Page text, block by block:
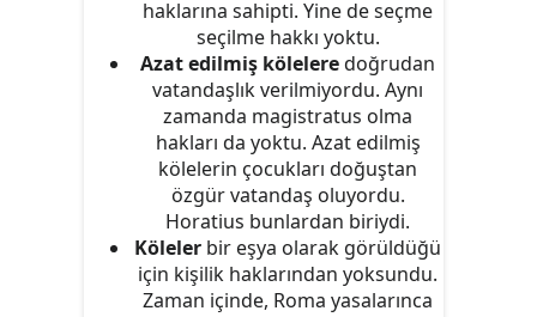
haklarına sahipti. Yine de seçme
seçilme hakkı yoktu.
Azat edilmiş köleleredoğrudan
vatandaşlık verilmiyordu. Aynı
zamanda magistratus olma
hakları da yoktu. Azat edilmiş
kölelerin çocukları doğuştan
özgür vatandaş oluyordu.
Horatius bunlardan biriydi.
Köleler bir eşya olarak görüldüğü
için kişilik haklarından yoksundu.
Zaman içinde, Roma yasalarınca